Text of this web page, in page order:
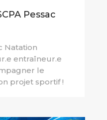
Pessac
Natation
entraîneur.e
le
projet sportif !